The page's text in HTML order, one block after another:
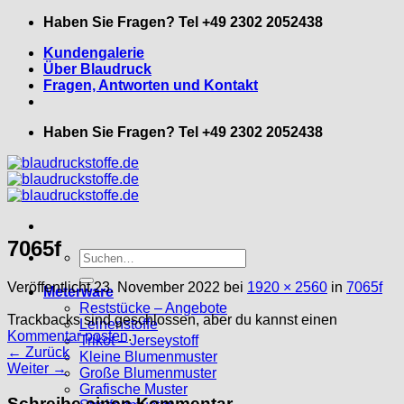
Zum
springen
Haben Sie Fragen? Tel +49 2302 2052438
Kundengalerie
Über Blaudruck
Fragen, Antworten und Kontakt
Haben Sie Fragen? Tel +49 2302 2052438
Suche
nach:
Meterware
Reststücke – Angebote
Leinenstoffe
Trikot – Jerseystoff
Kleine Blumenmuster
Große Blumenmuster
Grafische Muster
7065f
Veröffentlicht23. November 2022 bei 1920 × 2560 in 7065f
Trackbacks sind geschlossen, aber du kannst einen
Kommentar posten.
← Zurück
Weiter →